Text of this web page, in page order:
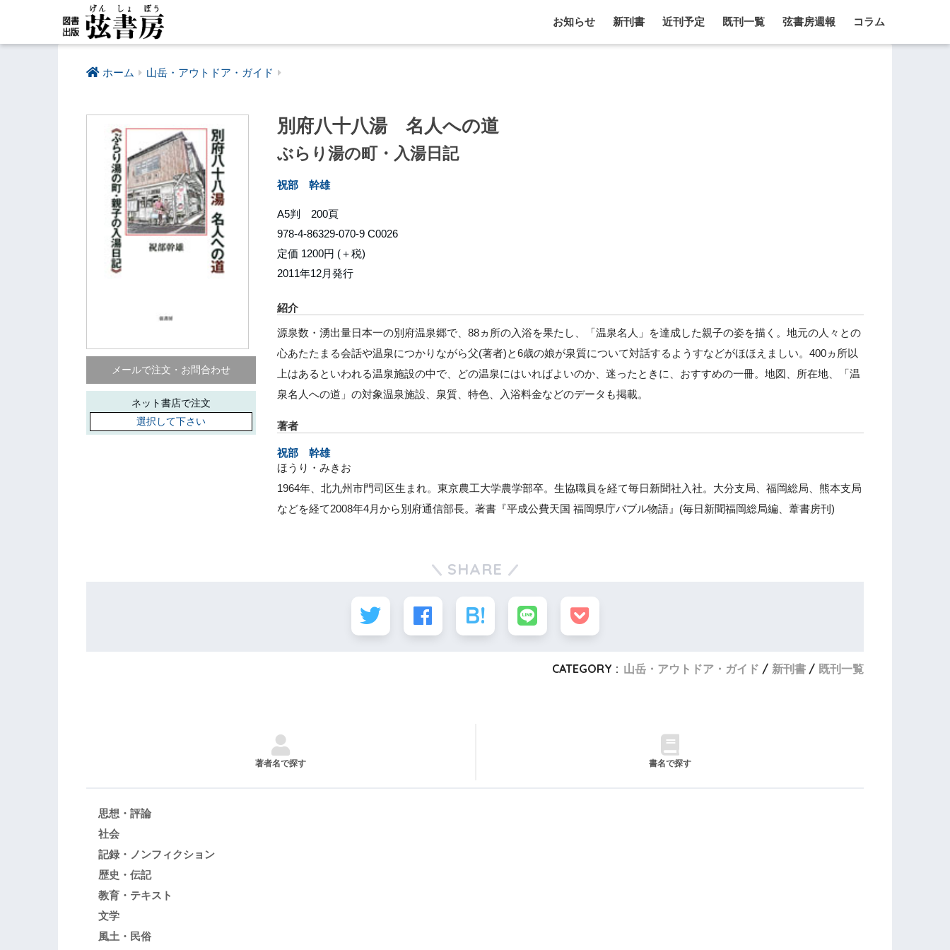
お知らせ 新刊書 近刊予定 既刊一覧 弦書房週報 コラム
ホーム 山岳・アウトドア・ガイド
別府八十八湯 名人への道
ぶらり湯の町・入湯日記
メールで注文・お問合わせ
ネット書店で注文
選択して下さい
祝部 幹雄
A5判 200頁
978-4-86329-070-9 C0026
定価 1200円 (＋税)
2011年12月発行
紹介
源泉数・湧出量日本一の別府温泉郷で、88ヵ所の入浴を果たし、「温泉名人」を達成した親子の姿を描く。地元の人々との
心あたたまる会話や温泉につかりながら父(著者)と6歳の娘が泉質について対話するようすなどがほほえましい。400ヵ所以
上はあるといわれる温泉施設の中で、どの温泉にはいればよいのか、迷ったときに、おすすめの一冊。地図、所在地、「温
泉名人への道」の対象温泉施設、泉質、特色、入浴料金などのデータも掲載。
著者
祝部 幹雄
ほうり・みきお
1964年、北九州市門司区生まれ。東京農工大学農学部卒。生協職員を経て毎日新聞社入社。大分支局、福岡総局、熊本支局
などを経て2008年4月から別府通信部長。著書『平成公費天国 福岡県庁バブル物語』(毎日新聞福岡総局編、葦書房刊)
SHARE
CATEGORY : 山岳・アウトドア・ガイド 新刊書 既刊一覧
著者名で探す 書名で探す
思想・評論
社会
記録・ノンフィクション
歴史・伝記
教育・テキスト
文学
風土・民俗